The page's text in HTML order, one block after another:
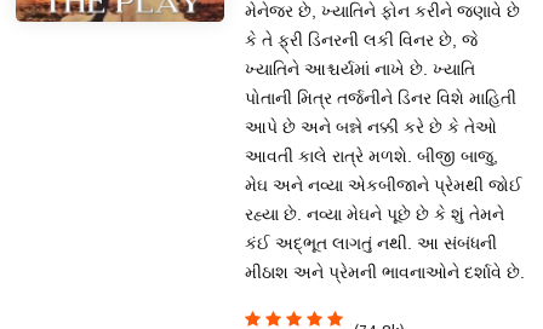
મેનેજર છે, ખ્યાતિને ફોન કરીને જણાવે છે
કે તે ફ્રી ડિનરની લકી વિનર છે, જે
ખ્યાતિને આશ્ચર્યમાં નાખે છે. ખ્યાતિ
પોતાની મિત્ર તર્જનીને ડિનર વિશે માહિતી
આપે છે અને બન્ને નક્કી કરે છે કે તેઓ
આવતી કાલે રાત્રે મળશે. બીજી બાજુ,
મેઘ અને નવ્યા એકબીજાને પ્રેમથી જોઈ
રહ્યા છે. નવ્યા મેઘને પૂછે છે કે શું તેમને
કંઈ અદ્ભૂત લાગતું નથી. આ સંબંધની
મીઠાશ અને પ્રેમની ભાવનાઓને દર્શાવે છે.